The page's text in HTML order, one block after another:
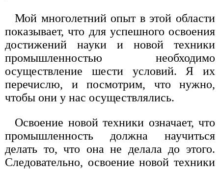
Мой многолетний опыт в этой области
показывает, что для успешного освоения
достижений науки и новой техники
промышленностью необходимо
осуществление шести условий. Я их
перечислю, и посмотрим, что нужно,
чтобы они у нас осуществлялись.
Освоение новой техники означает, что
промышленность должна научиться
делать то, что она не делала до этого.
Следовательно, освоение новой техники